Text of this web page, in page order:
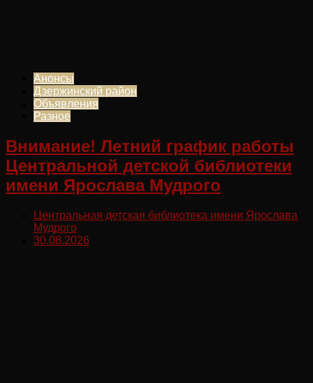
Анонсы
Дзержинский район
Объявления
Разное
Внимание! Летний график работы
Центральной детской библиотеки
имени Ярослава Мудрого
Центральная детская библиотека имени Ярослава
Мудрого
30.08.2026